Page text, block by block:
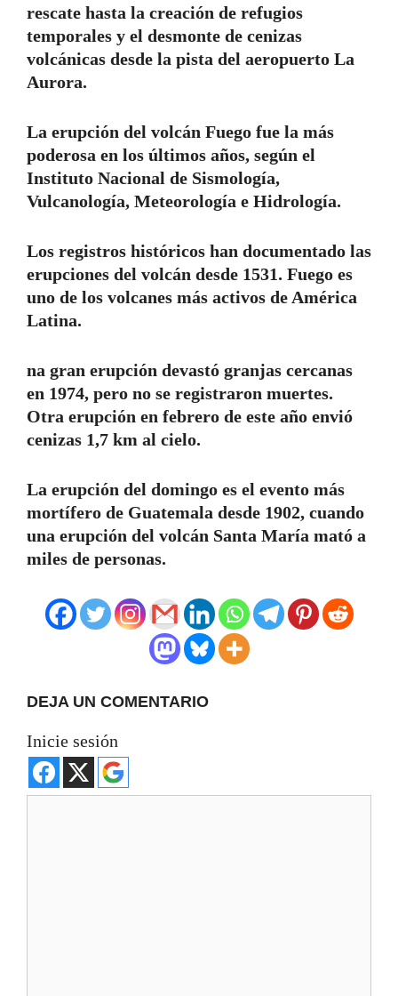
rescate hasta la creación de refugios
temporales y el desmonte de cenizas
volcánicas desde la pista del aeropuerto La
Aurora.
La erupción del volcán Fuego fue la más
poderosa en los últimos años, según el
Instituto Nacional de Sismología,
Vulcanología, Meteorología e Hidrología.
Los registros históricos han documentado las
erupciones del volcán desde 1531. Fuego es
uno de los volcanes más activos de América
Latina.
na gran erupción devastó granjas cercanas
en 1974, pero no se registraron muertes.
Otra erupción en febrero de este año envió
cenizas 1,7 km al cielo.
La erupción del domingo es el evento más
mortífero de Guatemala desde 1902, cuando
una erupción del volcán Santa María mató a
miles de personas.
DEJA UN COMENTARIO
Inicie sesión